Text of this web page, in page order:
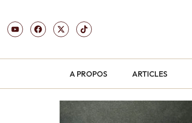
A PROPOS ARTICLES